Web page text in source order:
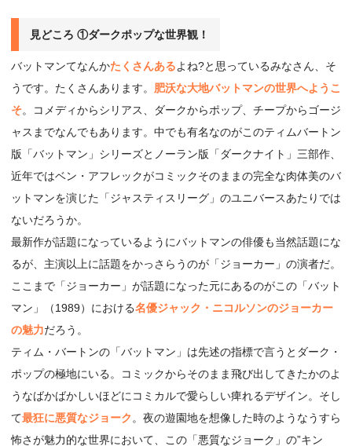
見どころ ①ダークポップな世界観！
バットマンてなんかたくさんあるよね?と思っているみなさん、そ
うです。たくさんあります。 肥沃な大地バットマンの世界へようこ
そ。コメディからシリアス、ダークからポップ、チープからゴージ
ャスまでなんでもあります。中でも有名なのがこのティムバートン
版「バットマン」シリーズとノーラン版「ダークナイト」三部作、
近年ではベン・アフレックがコミックそのままの完全な肉体美のバ
ットマンを演じた「ジャスティスリーグ」のユニバースあたりでは
ないだろうか。
最新作が話題になっているようにバットマンの俳優も当然話題にな
るが、主演以上に話題をかっさらうのが「ジョーカー」の演者だ。
ここまで「ジョーカー」が話題になった元にあるのがこの「バット
マン」（1989）における名優ジャック・ニコルソンのジョーカー
の魅力だろう。
ティム・バートンの「バットマン」は先述の指標で言うとダーク・
ポップの極地にいる。コミックからそのまま飛び出してきたかのよ
うなばかばかしいほどにコミカルで愛らしい痺れるデザイン。そし
て最狂に悪質なジョーク 。夜の遊園地を想像した時のようなうすら
怖さが魅力的な世界において、この「悪質なジョーク」の”キン